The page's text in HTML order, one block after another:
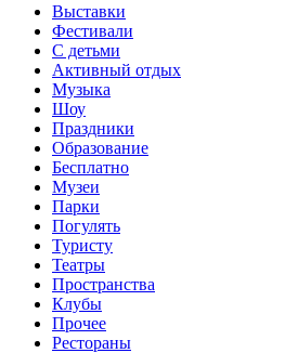
Выставки
Фестивали
С детьми
Активный отдых
Музыка
Шоу
Праздники
Образование
Бесплатно
Музеи
Парки
Погулять
Туристу
Театры
Пространства
Клубы
Прочее
Рестораны